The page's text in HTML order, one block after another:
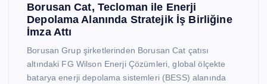
Borusan Cat, Tecloman ile Enerji
Depolama Alanında Stratejik İş Birliğine
İmza Attı
Borusan Grup şirketlerinden Borusan Cat çatısı
altındaki FG Wilson Enerji Çözümleri, global ölçekte
batarya enerji depolama sistemleri (BESS) alanında